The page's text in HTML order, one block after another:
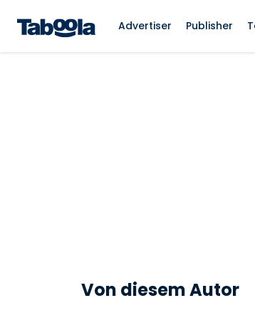
Advertiser Publisher
Von diesem Autor